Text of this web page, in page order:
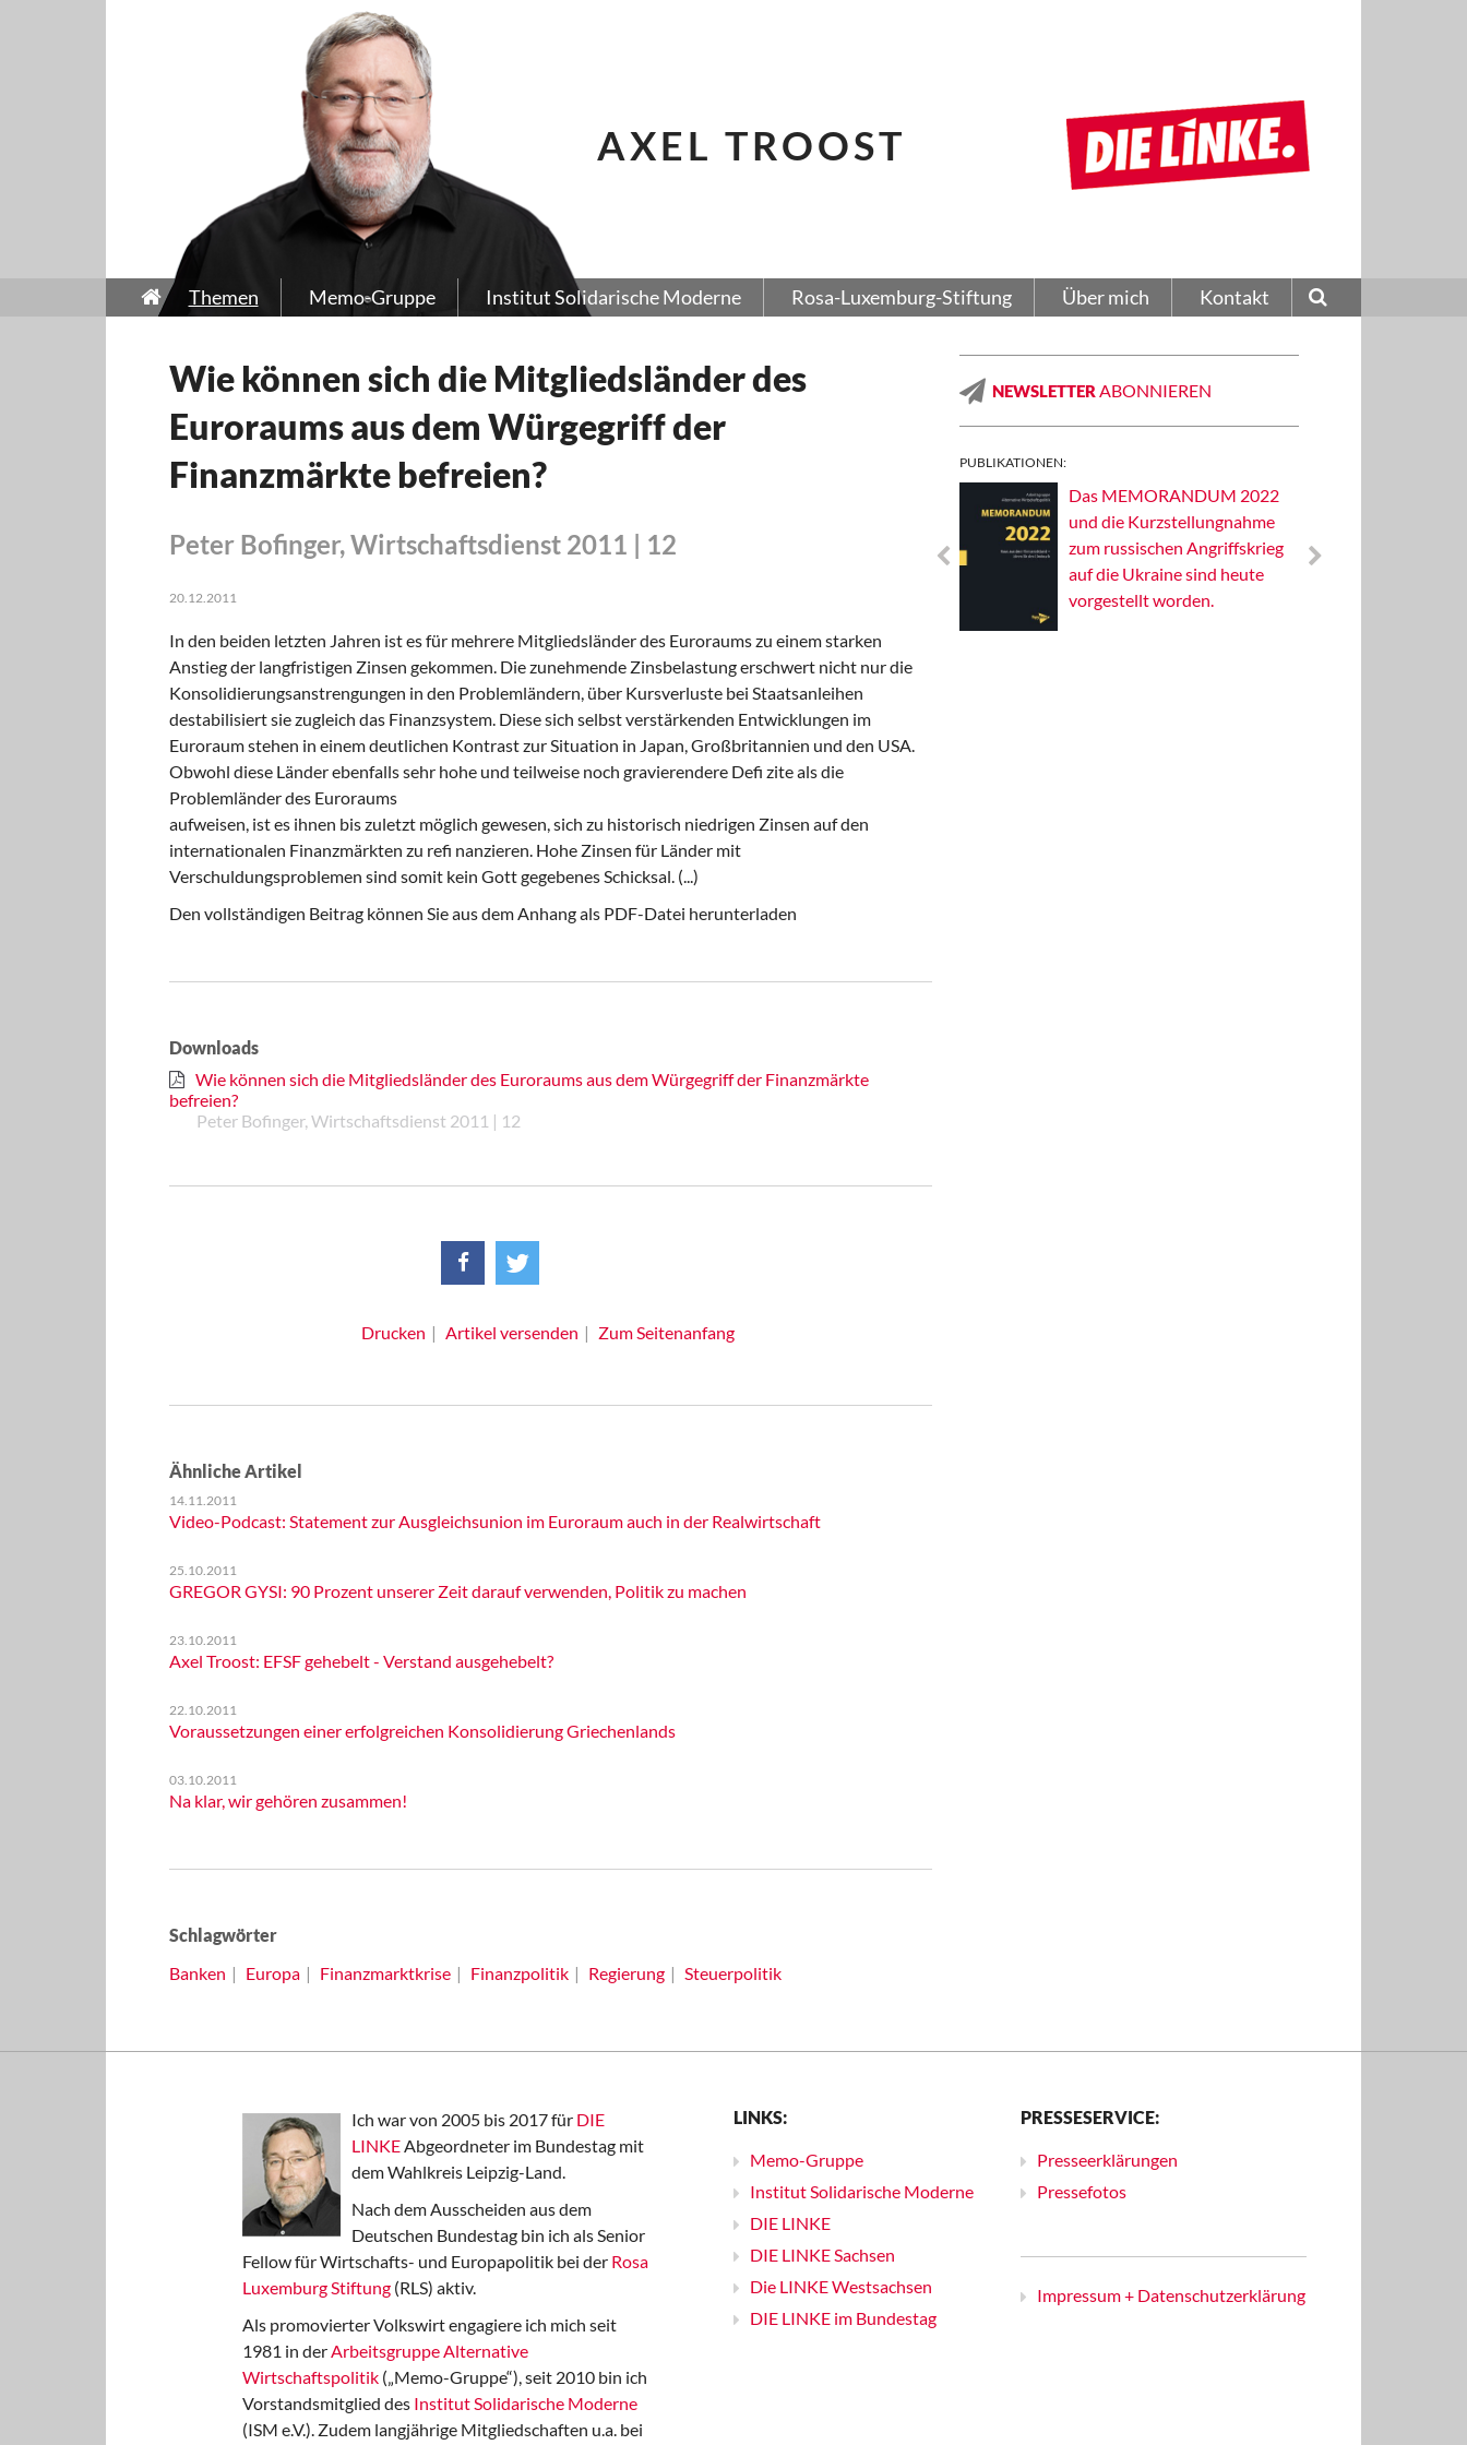
AXEL TROOST
Themen Memo-Gruppe Institut Solidarische Moderne Rosa-Luxemburg-Stiftung Über mich Kontakt
Wie können sich die Mitgliedsländer des
Euroraums aus dem Würgegriff der
Finanzmärkte befreien?
Peter Bofinger, Wirtschaftsdienst 2011 | 12
20.12.2011
In den beiden letzten Jahren ist es für mehrere Mitgliedsländer des Euroraums zu einem starken
Anstieg der langfristigen Zinsen gekommen. Die zunehmende Zinsbelastung erschwert nicht nur die
Konsolidierungsanstrengungen in den Problemländern, über Kursverluste bei Staatsanleihen
destabilisiert sie zugleich das Finanzsystem. Diese sich selbst verstärkenden Entwicklungen im
Euroraum stehen in einem deutlichen Kontrast zur Situation in Japan, Großbritannien und den USA.
Obwohl diese Länder ebenfalls sehr hohe und teilweise noch gravierendere Defi zite als die
Problemländer des Euroraums
aufweisen, ist es ihnen bis zuletzt möglich gewesen, sich zu historisch niedrigen Zinsen auf den
internationalen Finanzmärkten zu refi nanzieren. Hohe Zinsen für Länder mit
Verschuldungsproblemen sind somit kein Gott gegebenes Schicksal. (...)
Den vollständigen Beitrag können Sie aus dem Anhang als PDF-Datei herunterladen
Downloads
Wie können sich die Mitgliedsländer des Euroraums aus dem Würgegriff der Finanzmärkte
befreien?
Peter Bofinger, Wirtschaftsdienst 2011 | 12
Drucken Artikel versenden Zum Seitenanfang
Ähnliche Artikel
14.11.2011
Video-Podcast: Statement zur Ausgleichsunion im Euroraum auch in der Realwirtschaft
25.10.2011
GREGOR GYSI: 90 Prozent unserer Zeit darauf verwenden, Politik zu machen
23.10.2011
Axel Troost: EFSF gehebelt - Verstand ausgehebelt?
22.10.2011
Voraussetzungen einer erfolgreichen Konsolidierung Griechenlands
03.10.2011
Na klar, wir gehören zusammen!
Schlagwörter
Banken
Europa Finanzmarktkrise Finanzpolitik Regierung Steuerpolitik
NEWSLETTER ABONNIEREN
PUBLIKATIONEN:
Das MEMORANDUM 2022
und die Kurzstellungnahme
zum russischen Angriffskrieg
auf die Ukraine sind heute
vorgestellt worden.
Ich war von 2005 bis 2017 für DIE
LINKEAbgeordneter im Bundestag mit
dem Wahlkreis Leipzig-Land.
Nach dem Ausscheiden aus dem
Deutschen Bundestag bin ich als Senior
Fellow für Wirtschafts- und Europapolitik bei der Rosa
Luxemburg Stiftung (RLS) aktiv.
Als promovierter Volkswirt engagiere ich mich seit
1981 in derArbeitsgruppe Alternative
Wirtschaftspolitik („Memo-Gruppe“), seit 2010 bin ich
Vorstandsmitglied des Institut Solidarische Moderne
(ISM e.V.). Zudem langjährige Mitgliedschaften u.a. bei
LINKS:
Memo-Gruppe
Institut Solidarische Moderne
DIE LINKE
DIE LINKE Sachsen
Die LINKE Westsachsen
DIE LINKE im Bundestag
PRESSESERVICE:
Presseerklärungen
Pressefotos
Impressum + Datenschutzerklärung